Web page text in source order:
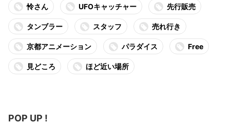
怜さん UFOキャッチャー 先行販売
タンブラー スタッフ 売れ行き
京都アニメーション パラダイス Free
見どころ ほど近い場所
POP UP !